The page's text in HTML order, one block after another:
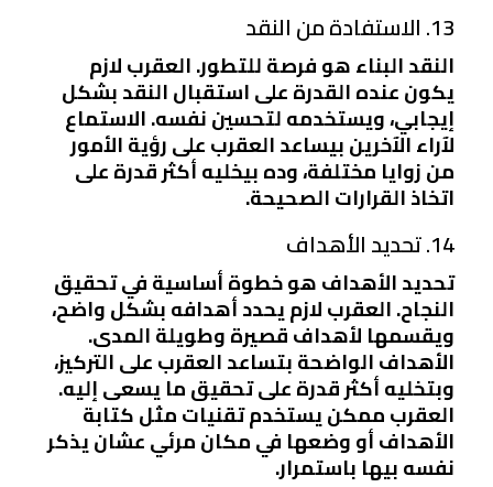
13. الاستفادة من النقد
النقد البناء هو فرصة للتطور. العقرب لازم
يكون عنده القدرة على استقبال النقد بشكل
إيجابي، ويستخدمه لتحسين نفسه. الاستماع
لآراء الآخرين بيساعد العقرب على رؤية الأمور
من زوايا مختلفة، وده بيخليه أكثر قدرة على
اتخاذ القرارات الصحيحة.
14. تحديد الأهداف
تحديد الأهداف هو خطوة أساسية في تحقيق
النجاح. العقرب لازم يحدد أهدافه بشكل واضح،
ويقسمها لأهداف قصيرة وطويلة المدى.
الأهداف الواضحة بتساعد العقرب على التركيز،
وبتخليه أكثر قدرة على تحقيق ما يسعى إليه.
العقرب ممكن يستخدم تقنيات مثل كتابة
الأهداف أو وضعها في مكان مرئي عشان يذكر
نفسه بيها باستمرار.